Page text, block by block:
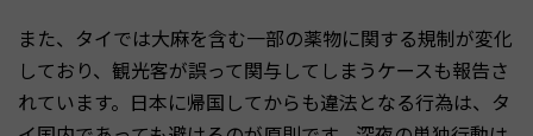
また、タイでは大麻を含む一部の薬物に関する規制が変化
しており、観光客が誤って関与してしまうケースも報告さ
れています。日本に帰国してからも違法となる行為は、タ